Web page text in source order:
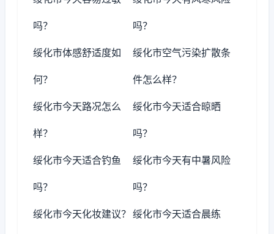
吗？ 吗？
绥化市体感舒适度如
何？
绥化市空气污染扩散条
件怎么样？
绥化市今天路况怎么
样？
绥化市今天适合晾晒
吗？
绥化市今天适合钓鱼
吗？
绥化市今天有中暑风险
吗？
绥化市今天化妆建议？ 绥化市今天适合晨练